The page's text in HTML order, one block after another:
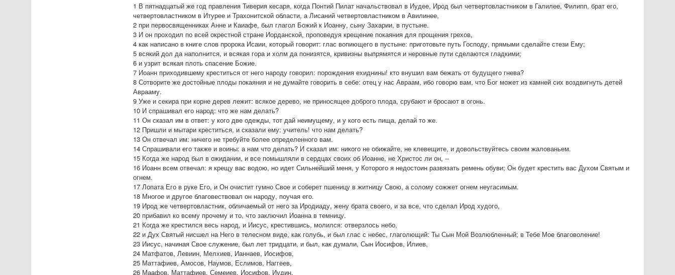
1 В пятнадцатый же год правления Тиверия кесаря, когда Понтий Пилат начальствовал в Иудее, Ирод был четвертовластником в Галилее, Филипп, брат его,
четвертовластником в Итурее и Трахонитской области, а Лисаний четвертовластником в Авилинее,
2 при первосвященниках Анне и Каиафе, был глагол Божий к Иоанну, сыну Захарии, в пустыне.
3 И он проходил по всей окрестной стране Иорданской, проповедуя крещение покаяния для прощения грехов,
4 как написано в книге слов пророка Исаии, который говорит: глас вопиющего в пустыне: приготовьте путь Господу, прямыми сделайте стези Ему;
5 всякий дол да наполнится, и всякая гора и холм да понизятся, кривизны выпрямятся и неровные пути сделаются гладкими;
6 и узрит всякая плоть спасение Божие.
7 Иоанн приходившему креститься от него народу говорил: порождения ехиднины! кто внушил вам бежать от будущего гнева?
8 Сотворите же достойные плоды покаяния и не думайте говорить в себе: отец у нас Авраам, ибо говорю вам, что Бог может из камней сих воздвигнуть детей
Аврааму.
9 Уже и секира при корне дерев лежит: всякое дерево, не приносящее доброго плода, срубают и бросают в огонь.
10 И спрашивал его народ: что же нам делать?
11 Он сказал им в ответ: у кого две одежды, тот дай неимущему, и у кого есть пища, делай то же.
12 Пришли и мытари креститься, и сказали ему: учитель! что нам делать?
13 Он отвечал им: ничего не требуйте более определенного вам.
14 Спрашивали его также и воины: а нам что делать? И сказал им: никого не обижайте, не клевещите, и довольствуйтесь своим жалованьем.
15 Когда же народ был в ожидании, и все помышляли в сердцах своих об Иоанне, не Христос ли он, --
16 Иоанн всем отвечал: я крещу вас водою, но идет Сильнейший меня, у Которого я недостоин развязать ремень обуви; Он будет крестить вас Духом Святым и
огнем.
17 Лопата Его в руке Его, и Он очистит гумно Свое и соберет пшеницу в житницу Свою, а солому сожжет огнем неугасимым.
18 Многое и другое благовествовал он народу, поучая его.
19 Ирод же четвертовластник, обличаемый от него за Иродиаду, жену брата своего, и за все, что сделал Ирод худого,
20 прибавил ко всему прочему и то, что заключил Иоанна в темницу.
21 Когда же крестился весь народ, и Иисус, крестившись, молился: отверзлось небо,
22 и Дух Святый нисшел на Него в телесном виде, как голубь, и был глас с небес, глаголющий: Ты Сын Мой Возлюбленный; в Тебе Мое благоволение!
23 Иисус, начиная Свое служение, был лет тридцати, и был, как думали, Сын Иосифов, Илиев,
24 Матфатов, Левиин, Мелхиев, Ианнаев, Иосифов,
25 Маттафиев, Амосов, Наумов, Еслимов, Наггеев,
26 Маафов, Маттафиев, Семеиев, Иосифов, Иудин,